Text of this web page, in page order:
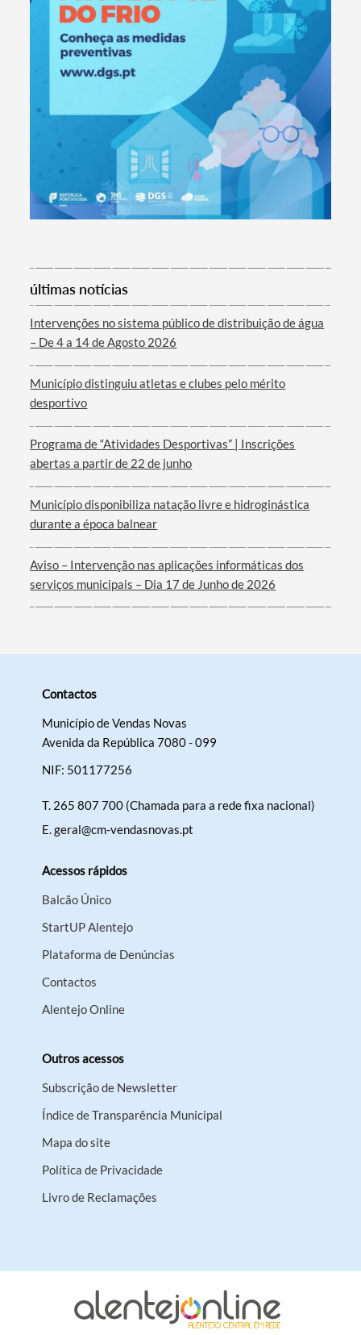
Filtros
últimas notícias
Intervenções no sistema público de distribuição de água
– De 4 a 14 de Agosto 2026
Município distinguiu atletas e clubes pelo mérito
desportivo
Programa de “Atividades Desportivas” | Inscrições
abertas a partir de 22 de junho
Município disponibiliza natação livre e hidroginástica
durante a época balnear
Aviso – Intervenção nas aplicações informáticas dos
serviços municipais – Dia 17 de Junho de 2026
Contactos
Município de Vendas Novas
Avenida da República 7080 - 099
NIF: 501177256
T. 265 807 700 (Chamada para a rede fixa nacional)
E.geral@cm-vendasnovas.pt
Acessos rápidos
Balcão Único
StartUP Alentejo
Plataforma de Denúncias
Contactos
Alentejo Online
Outros acessos
Subscrição de Newsletter
Índice de Transparência Municipal
Mapa do site
Política de Privacidade
Livro de Reclamações